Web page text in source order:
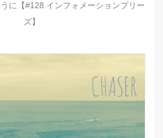
に【#128.インフォメーションプリー
ズ】